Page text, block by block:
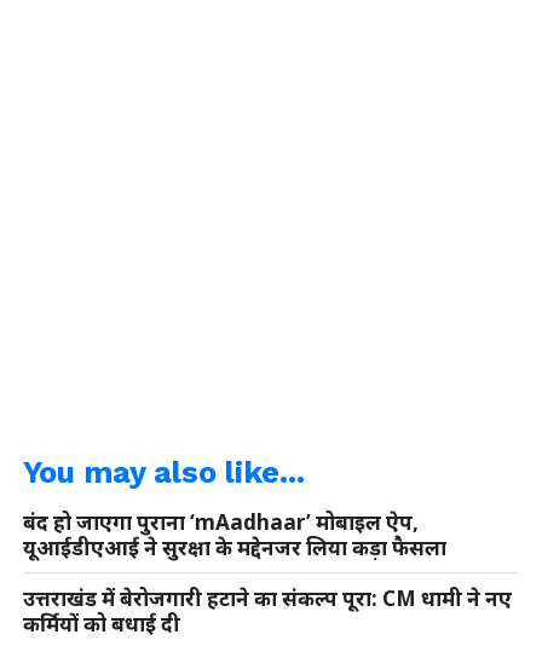
You may also like...
बंद हो जाएगा पुराना ‘mAadhaar’ मोबाइल ऐप,
यूआईडीएआई ने सुरक्षा के मद्देनजर लिया कड़ा फैसला
उत्तराखंड में बेरोजगारी हटाने का संकल्प पूरा: CM धामी ने नए
कर्मियों को बधाई दी